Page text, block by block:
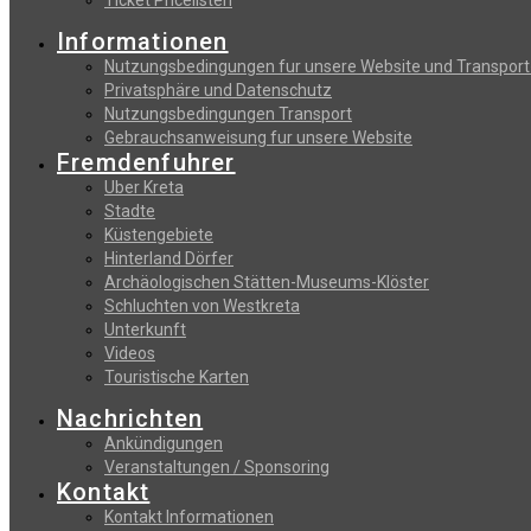
Informationen
Nutzungsbedingungen fur unsere Website und
Privatsphäre und Datenschutz
Nutzungsbedingungen Transport
Gebrauchsanweisung fur unsere Website
Fremdenfuhrer
Uber Kreta
Stadte
Küstengebiete
Hinterland Dörfer
Archäologischen Stätten-Museums-Klöster
Schluchten von Westkreta
Unterkunft
Videos
Touristische Karten
Nachrichten
Ankündigungen
Veranstaltungen / Sponsoring
Kontakt
Kontakt Informationen